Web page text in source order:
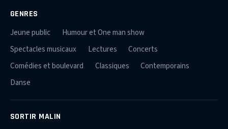
GENRES
Jeune public
Humour et One man show
Spectacles musicaux
Lectures
Concerts
Comédies et boulevard
Classiques
Contemporains
Danse
SORTIR MALIN